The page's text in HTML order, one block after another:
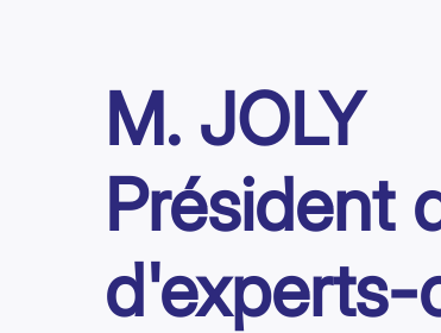
M. JOLY
Président
d'experts-